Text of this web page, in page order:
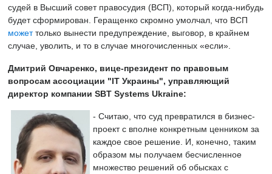
судей в Высший совет правосудия (ВСП), который когда-нибудь
будет сформирован. Геращенко скромно умолчал, что ВСП
можеттолько вынести предупреждение, выговор, в крайнем
случае, уволить, и то в случае многочисленных «если».
Дмитрий Овчаренко, вице-президент по правовым
вопросам ассоциации "IТ Украины", управляющий
директор компании SBT Systems Ukraine:
- Считаю, что суд превратился в бизнес-
проект с вполне конкретным ценником за
каждое свое решение. И, конечно, таким
образом мы получаем бесчисленное
множество решений об обысках с